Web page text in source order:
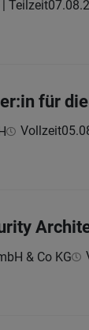
Teilzeit
für
Vollzeit
& Co KG